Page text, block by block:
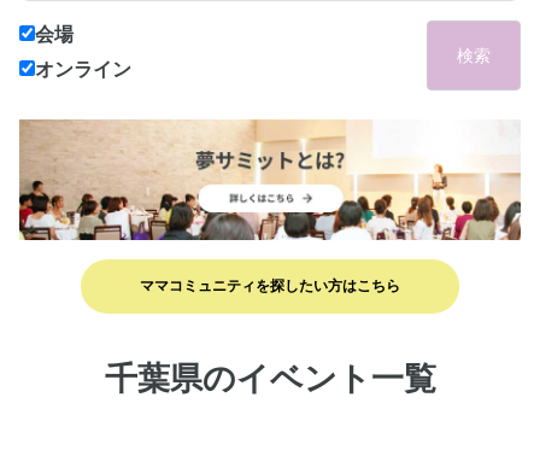
会場
オンライン
検索
ママコミュニティを探したい方はこちら
千葉県のイベント一覧